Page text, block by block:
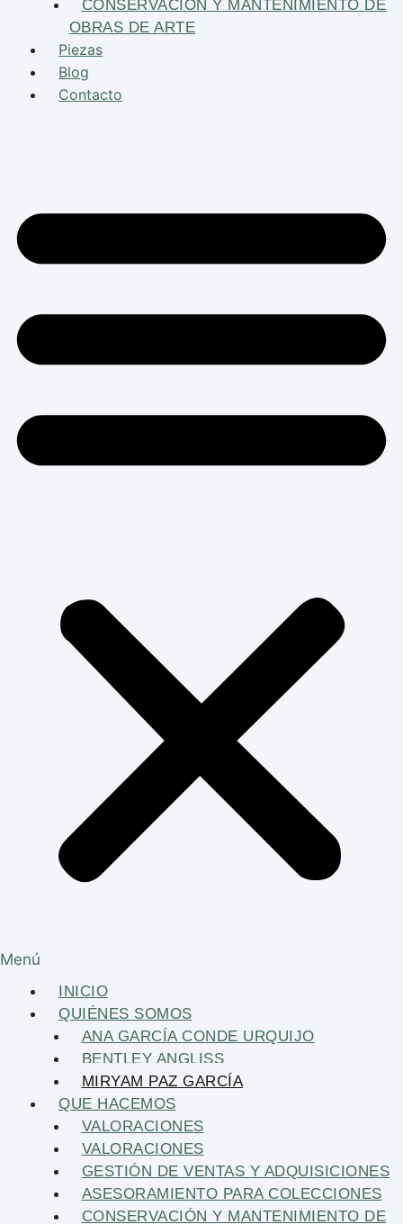
CONSERVACIÓN Y MANTENIMIENTO DE
OBRAS DE ARTE
Piezas
Blog
Contacto
Menú
INICIO
QUIÉNES SOMOS
ANA GARCÍA CONDE URQUIJO
BENTLEY ANGLISS
MIRYAM PAZ GARCÍA
QUE HACEMOS
VALORACIONES
VALORACIONES
GESTIÓN DE VENTAS Y ADQUISICIONES
ASESORAMIENTO PARA COLECCIONES
CONSERVACIÓN Y MANTENIMIENTO DE